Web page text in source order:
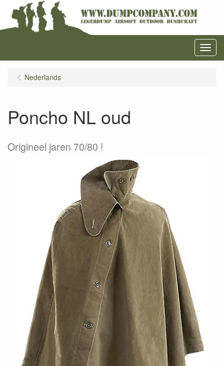
Menu
Nederlands
Poncho NL oud
Origineel jaren 70/80 !